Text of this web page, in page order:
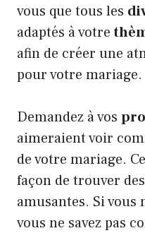
vous que tous les
adaptés à votre
afin de créer une
pour votre mariage.
Demandez à vos
aimeraient voir
de votre mariage.
façon de trouver
amusantes. Si vous
vous ne savez pas